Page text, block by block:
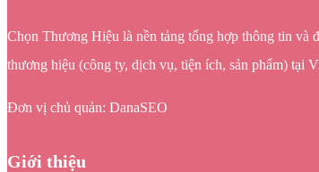
Chọn Thương Hiệu là nền tảng tổng hợp thông tin và
thương hiệu (công ty, dịch vụ, tiện ích, sản phẩm) tại
Đơn vị chủ quản: DanaSEO
Giới thiệu